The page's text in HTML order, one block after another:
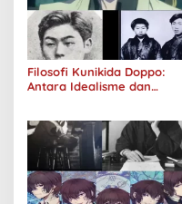
Filosofi Kunikida Doppo:
Antara Idealisme dan